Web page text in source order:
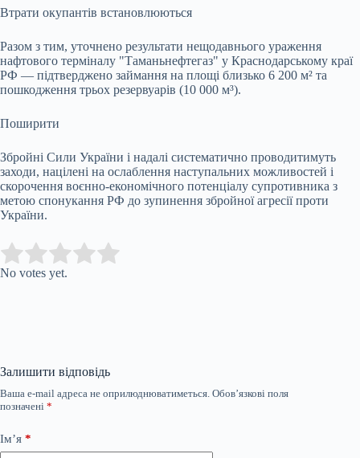
Втрати окупантів встановлюються
Разом з тим, уточнено результати нещодавнього ураження
нафтового терміналу "Таманьнефтегаз" у Краснодарському краї
РФ — підтверджено займання на площі близько 6 200 м² та
пошкодження трьох резервуарів (10 000 м³).
Поширити
Збройні Сили України і надалі систематично проводитимуть
заходи, націлені на ослаблення наступальних можливостей і
скорочення воєнно-економічного потенціалу супротивника з
метою спонукання РФ до зупинення збройної агресії проти
України.
Rate this item:
No votes yet.
Залишити відповідь
Ваша e-mail адреса не оприлюднюватиметься. Обов’язкові поля
позначені *
Ім’я *